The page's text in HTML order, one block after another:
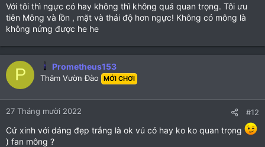
Với tôi thì ngực có hay không thì không quá quan trọng. Tôi ưu
tiên Mông và lồn , mặt và thái độ hơn ngực! Không có mông là
không nứng được he he
P Prometheus153
Thăm Vườn Đào MỚI CHƠI
27 Tháng mười 2022 #12
Cứ xinh với dáng đẹp trắng là ok vú có hay ko ko quan trọng
) fan mông ?